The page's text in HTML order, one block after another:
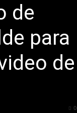
de
para
de
0